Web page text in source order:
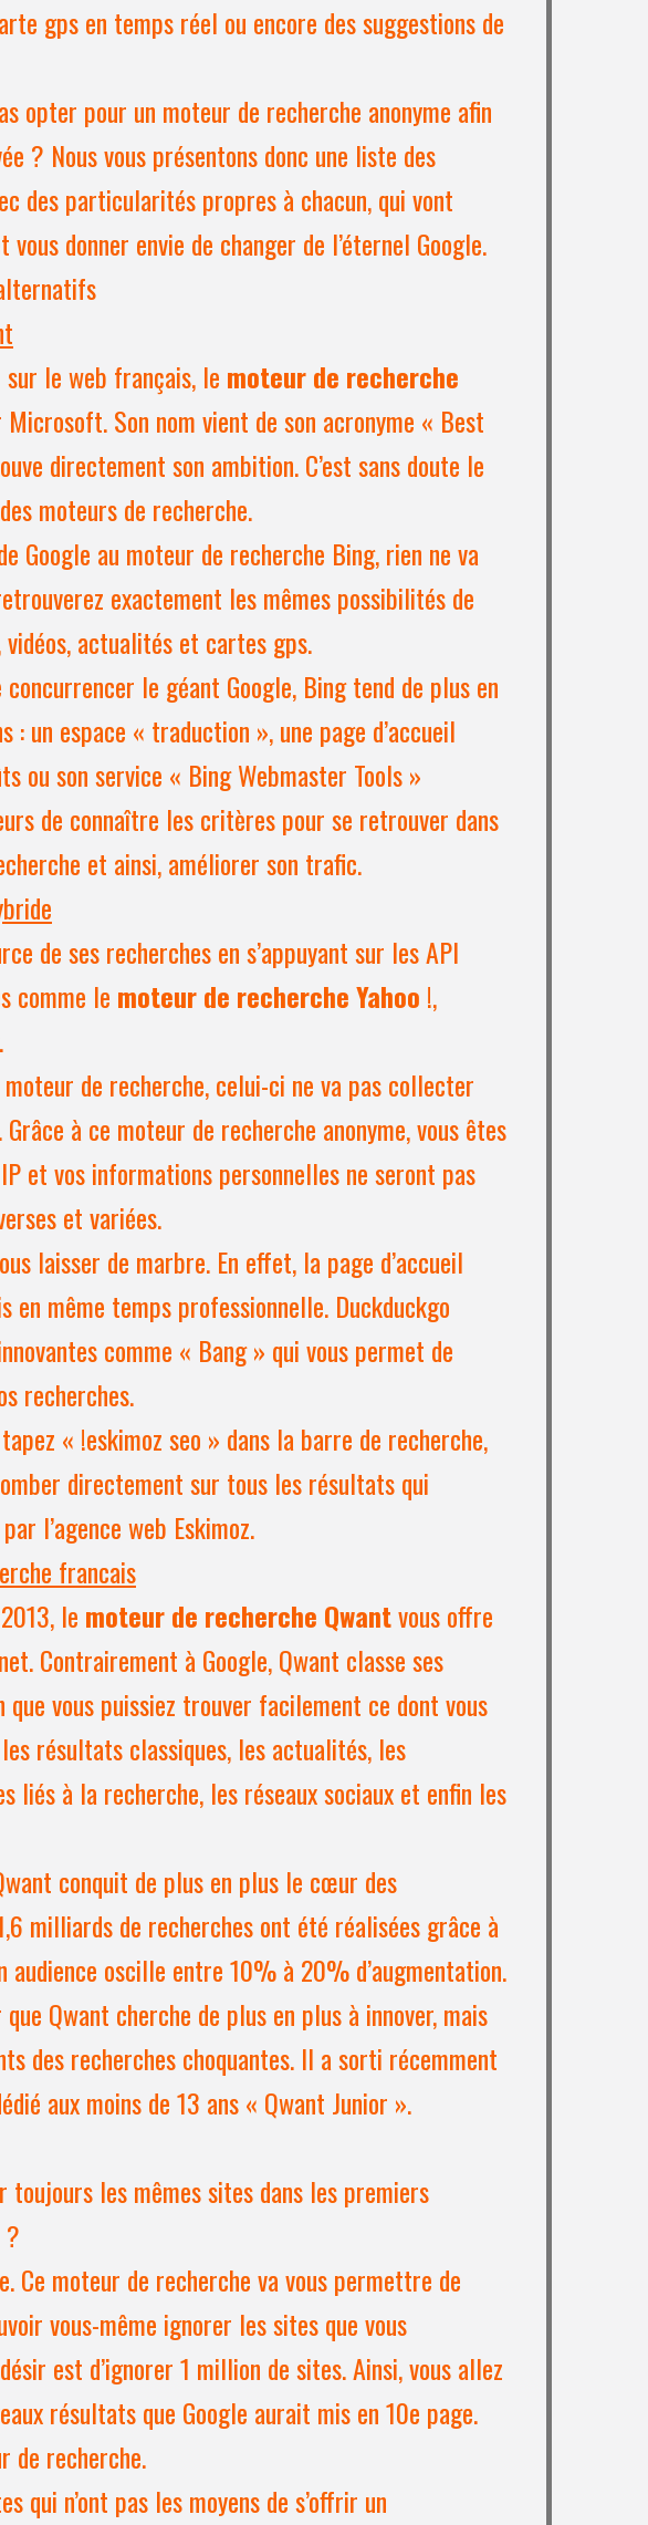
gps en temps réel ou encore des suggestions de
opter pour un moteur de recherche anonyme afin
? Nous vous présentons donc une liste des
des particularités propres à chacun, qui vont
donner envie de changer de l’éternel Google.
le web français, le moteur de recherche
Son nom vient de son acronyme « Best
directement son ambition. C’est sans doute le
moteurs de recherche.
Google au moteur de recherche Bing, rien ne va
exactement les mêmes possibilités de
vidéos, actualités et cartes gps.
concurrencer le géant Google, Bing tend de plus en
: un espace « traduction », une page d’accueil
ou son service « Bing Webmaster Tools »
de connaître les critères pour se retrouver dans
et ainsi, améliorer son trafic.
de ses recherches en s’appuyant sur les API
comme le moteur de recherche Yahoo !,
de recherche, celui-ci ne va pas collecter
à ce moteur de recherche anonyme, vous êtes
et vos informations personnelles ne seront pas
et variées.
laisser de marbre. En effet, la page d’accueil
en même temps professionnelle. Duckduckgo
comme « Bang » qui vous permet de
recherches.
« !eskimoz seo » dans la barre de recherche,
directement sur tous les résultats qui
l’agence web Eskimoz.
francais
le moteur de recherche Qwantvous offre
Contrairement à Google, Qwant classe ses
vous puissiez trouver facilement ce dont vous
résultats classiques, les actualités, les
liés à la recherche, les réseaux sociaux et enfin les
conquit de plus en plus le cœur des
milliards de recherches ont été réalisées grâce à
audience oscille entre 10% à 20% d’augmentation.
Qwant cherche de plus en plus à innover, mais
des recherches choquantes. Il a sorti récemment
aux moins de 13 ans « Qwant Junior ».
toujours les mêmes sites dans les premiers
Ce moteur de recherche va vous permettre de
vous-même ignorer les sites que vous
est d’ignorer 1 million de sites. Ainsi, vous allez
résultats que Google aurait mis en 10e page.
de recherche.
qui n’ont pas les moyens de s’offrir un